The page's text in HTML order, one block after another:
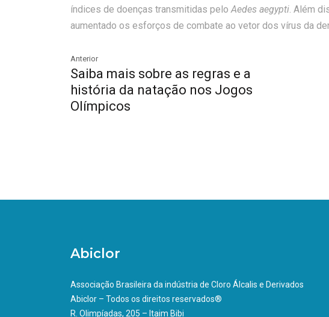
índices de doenças transmitidas peloAedes aegypti. Além
aumentado os esforços de combate ao vetor dos vírus da
Anterior
Saiba mais sobre as regras e a
história da natação nos Jogos
Olímpicos
Abiclor
Associação Brasileira da indústria de Cloro Álcalis e Derivados
Abiclor – Todos os direitos reservados®
R. Olimpíadas, 205 – Itaim Bibi